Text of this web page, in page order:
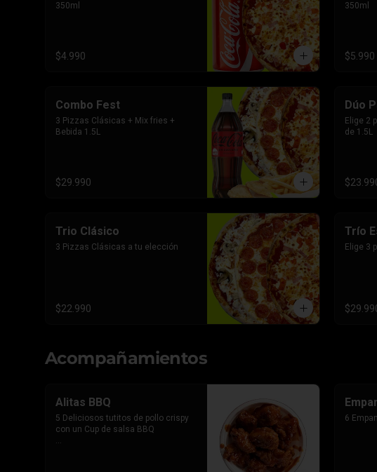
350ml
$4.990
350ml
$5.990
Combo Fest
3 Pizzas Clásicas + Mix fries +
Bebida 1.5L
$29.990
Dúo
Elige 2
de 1.5L
Trio Clásico
3 Pizzas Clásicas a tu elección
$22.990
Trío
Elige 3
Acompañamientos
Alitas BBQ
5 Deliciosos tutitos de pollo crispy
con un Cup de salsa BBQ
6